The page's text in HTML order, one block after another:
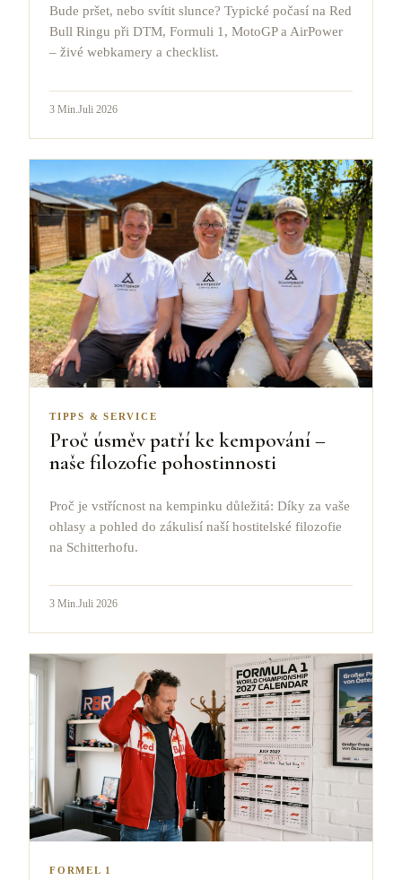
Bude pršet, nebo svítit slunce? Typické počasí na Red
Bull Ringu při DTM, Formuli 1, MotoGP a AirPower
– živé webkamery a checklist.
3 Min. Juli 2026
TIPPS & SERVICE
Proč úsměv patří ke kempování –
naše filozofie pohostinnosti
Proč je vstřícnost na kempinku důležitá: Díky za vaše
ohlasy a pohled do zákulisí naší hostitelské filozofie
na Schitterhofu.
3 Min.Juli 2026
FORMEL 1